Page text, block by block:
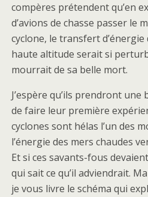
compères prétendent qu’en
d’avions de chasse passer le
cyclone, le transfert d’énergie
haute altitude serait si
mourrait de sa belle mort.
J’espère qu’ils prendront
de faire leur première
cyclones sont hélas l’un des
l’énergie des mers chaudes
Et si ces savants-fous
qui sait ce qu’il adviendrait.
je vous livre le schéma qui